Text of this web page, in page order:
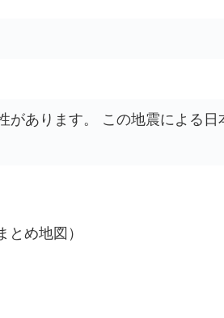
があります。 この地震による日
め地図）